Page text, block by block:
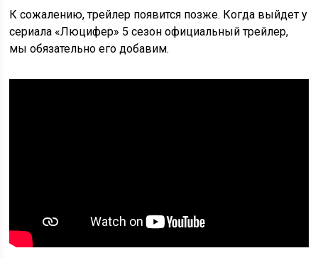
К сожалению, трейлер появится позже. Когда выйдет у
сериала «Люцифер» 5 сезон официальный трейлер,
мы обязательно его добавим.